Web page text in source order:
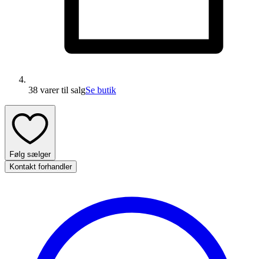
38 varertil salgSe butik
Følg sælger
Kontakt forhandler